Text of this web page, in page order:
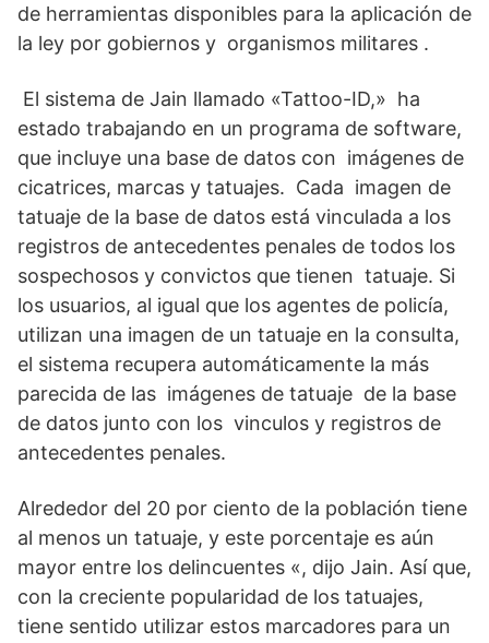
de herramientas disponibles para la aplicación de
la ley por gobiernos y organismos militares .
El sistema de Jain llamado «Tattoo-ID,» ha
estado trabajando en un programa de software,
que incluye una base de datos con imágenes de
cicatrices, marcas y tatuajes. Cada imagen de
tatuaje de la base de datos está vinculada a los
registros de antecedentes penales de todos los
sospechosos y convictos que tienen tatuaje. Si
los usuarios, al igual que los agentes de policía,
utilizan una imagen de un tatuaje en la consulta,
el sistema recupera automáticamente la más
parecida de las imágenes de tatuaje de la base
de datos junto con los vinculos y registros de
antecedentes penales.
Alrededor del 20 por ciento de la población tiene
al menos un tatuaje, y este porcentaje es aún
mayor entre los delincuentes «, dijo Jain. Así que,
con la creciente popularidad de los tatuajes,
tiene sentido utilizar estos marcadores para un